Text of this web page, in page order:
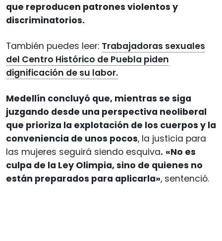
que reproducen patrones violentos y
discriminatorios.
También puedes leer: Trabajadoras sexuales
del Centro Histórico de Puebla piden
dignificación de su labor.
Medellín concluyó que, mientras se siga
juzgando desde una perspectiva neoliberal
que prioriza la explotación de los cuerpos y la
conveniencia de unos pocos, la justicia para
las mujeres seguirá siendo esquiva. «No es
culpa de la Ley Olimpia, sino de quienes no
están preparados para aplicarla», sentenció.